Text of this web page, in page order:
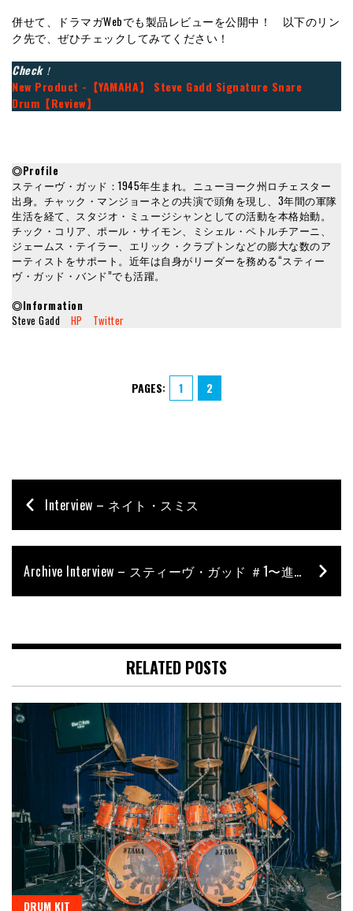
併せて、ドラマガWebでも製品レビューを公開中！ 以下のリン
ク先で、ぜひチェックしてみてください！
Check！
New Product -【YAMAHA】 Steve Gadd Signature Snare
Drum【Review】
◎Profile
スティーヴ・ガッド：1945年生まれ。ニューヨーク州ロチェスター
出身。チャック・マンジョーネとの共演で頭角を現し、3年間の軍隊
生活を経て、スタジオ・ミュージシャンとしての活動を本格始動。
チック・コリア、ポール・サイモン、ミシェル・ペトルチアーニ、
ジェームス・テイラー、エリック・クラプトンなどの膨大な数のア
ーティストをサポート。近年は自身がリーダーを務める“スティー
ヴ・ガッド・バンド”でも活躍。
◎Information
Steve Gadd HP Twitter
PAGES: 1 2
Interview – ネイト・スミス
Archive Interview – スティーヴ・ガッド ＃1〜進化と円熟を極めたドラムの“神様”〜
RELATED POSTS
DRUM KIT